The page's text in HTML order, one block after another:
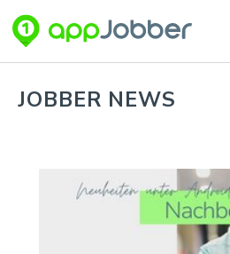
JOBBER NEWS